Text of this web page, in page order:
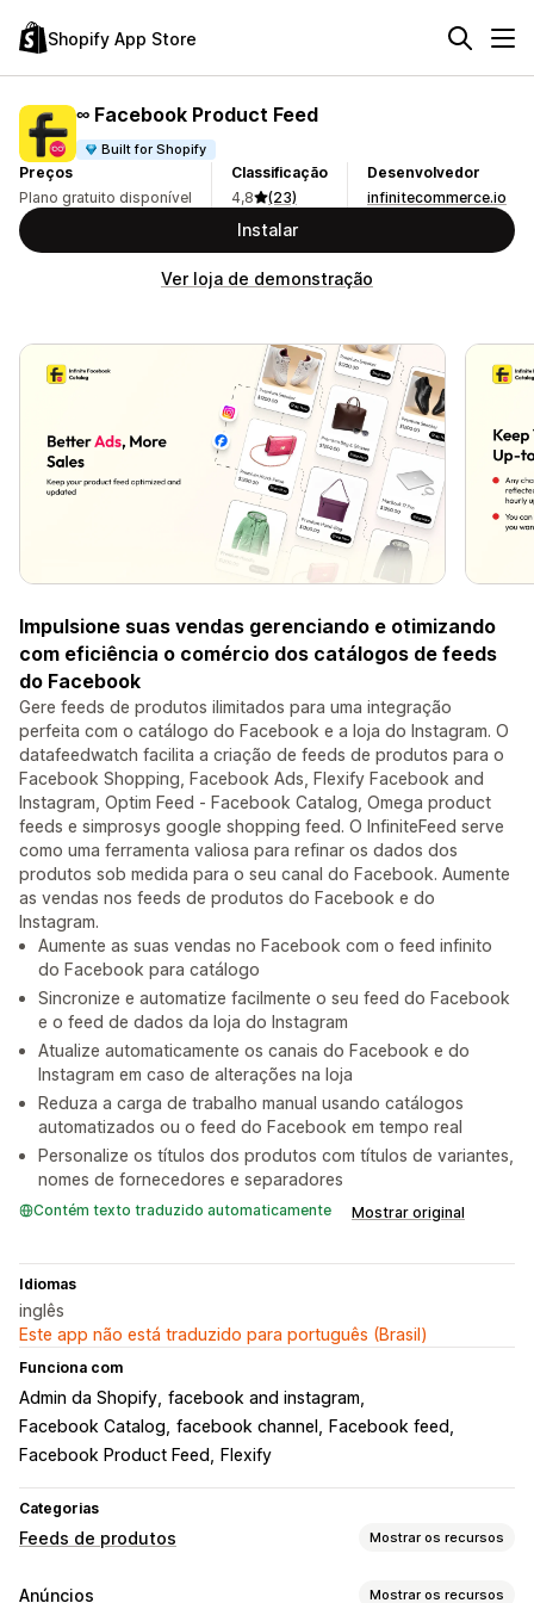
Shopify App Store
∞ Facebook Product Feed
Built for Shopify
Preços
Plano gratuito disponível
Classificação
4,8
(23)
Desenvolvedor
infinitecommerce.io
Instalar
Ver loja de demonstração
Impulsione suas vendas gerenciando e otimizando
com eficiência o comércio dos catálogos de feeds
do Facebook
Gere feeds de produtos ilimitados para uma integração
perfeita com o catálogo do Facebook e a loja do Instagram. O
datafeedwatch facilita a criação de feeds de produtos para o
Facebook Shopping, Facebook Ads, Flexify Facebook and
Instagram, Optim Feed ‑ Facebook Catalog, Omega product
feeds e simprosys google shopping feed. O InfiniteFeed serve
como uma ferramenta valiosa para refinar os dados dos
produtos sob medida para o seu canal do Facebook. Aumente
as vendas nos feeds de produtos do Facebook e do
Instagram.
Aumente as suas vendas no Facebook com o feed infinito
do Facebook para catálogo
Sincronize e automatize facilmente o seu feed do Facebook
e o feed de dados da loja do Instagram
Atualize automaticamente os canais do Facebook e do
Instagram em caso de alterações na loja
Reduza a carga de trabalho manual usando catálogos
automatizados ou o feed do Facebook em tempo real
Personalize os títulos dos produtos com títulos de variantes,
nomes de fornecedores e separadores
Contém texto traduzido automaticamente Mostrar original
Idiomas
inglês
Este app não está traduzido para português (Brasil)
Funciona com
Admin da Shopify facebook and instagram
Facebook Catalog facebook channel
Facebook feed
Facebook Product Feed
Flexify
Categorias
Feeds de produtos Mostrar os recursos
Personalização do feed
Anúncios Mostrar os recursos